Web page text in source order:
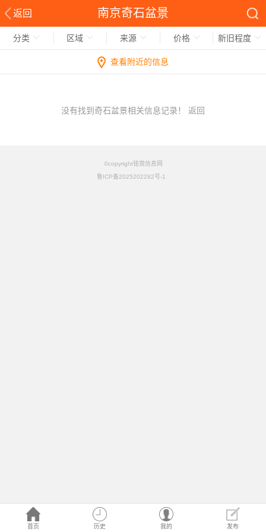
返回 南京奇石盆景
首页 历史 我的 发布
分类 区域 来源 价格 新旧程度
查看附近的信息
没有找到奇石盆景相关信息记录！ 返回
©copyright铭竟信息网
鲁ICP备2025202282号-1